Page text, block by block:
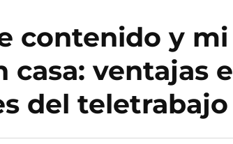
contenido y mi
casa: ventajas e
del teletrabajo